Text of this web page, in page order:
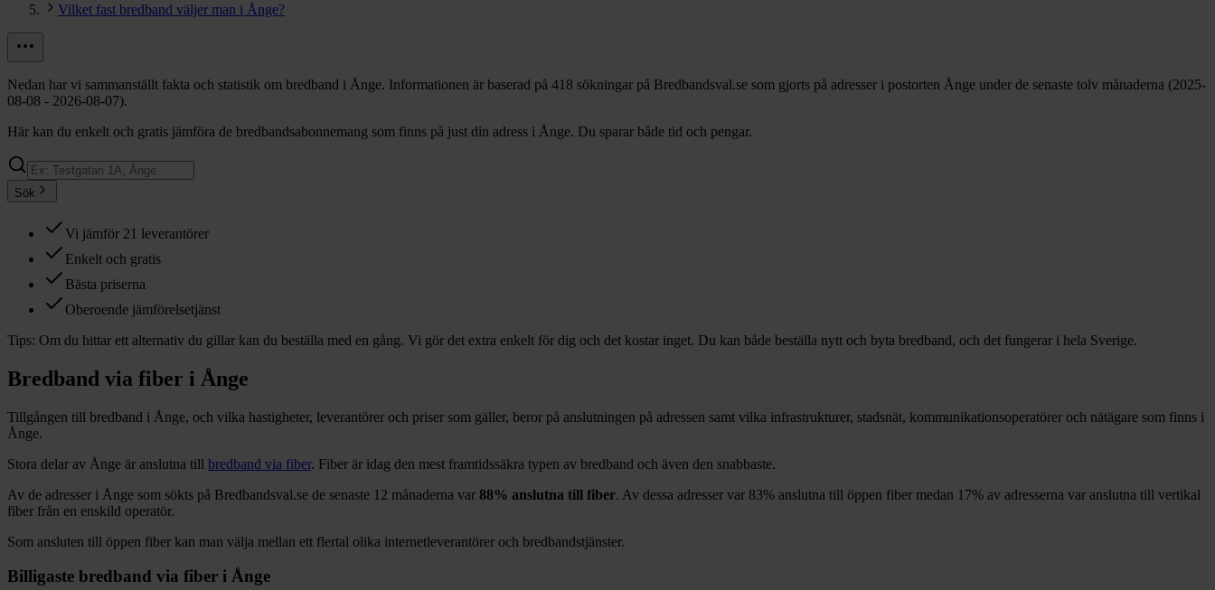
Vilket fast bredband väljer man i Ånge?
Nedan har vi sammanställt fakta och statistik om bredband i Ånge. Informationen är baserad på 418 sökningar på Bredbandsval.se som gjorts på adresser i postorten Ånge under de senaste tolv månaderna (2025-
08-08 - 2026-08-07).
Här kan du enkelt och gratis jämföra de bredbandsabonnemang som finns på just din adress i Ånge. Du sparar både tid och pengar.
Sök
Vi jämför 21 leverantörer
Enkelt och gratis
Bästa priserna
Oberoende jämförelsetjänst
Tips: Om du hittar ett alternativ du gillar kan du beställa med en gång. Vi gör det extra enkelt för dig och det kostar inget. Du kan både beställa nytt och byta bredband, och det fungerar i hela Sverige.
Bredband via fiber i Ånge
Tillgången till bredband i Ånge, och vilka hastigheter, leverantörer och priser som gäller, beror på anslutningen på adressen samt vilka infrastrukturer, stadsnät, kommunikationsoperatörer och nätägare som finns i
Ånge.
Stora delar av Ånge är anslutna till bredband via fiber. Fiber är idag den mest framtidssäkra typen av bredband och även den snabbaste.
Av de adresser i Ånge som sökts på Bredbandsval.se de senaste 12 månaderna var 88% anslutna till fiber. Av dessa adresser var 83% anslutna till öppen fiber medan 17% av adresserna var anslutna till vertikal
fiber från en enskild operatör.
Som ansluten till öppen fiber kan man välja mellan ett flertal olika internetleverantörer och bredbandstjänster.
Billigaste bredband via fiber i Ånge